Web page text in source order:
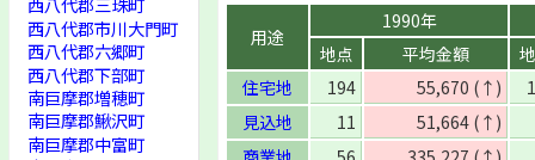
用途
1990年
地点
平均金額
住宅地
194 55,670 (↑)
見込地
11
51,664 (↑)
西八代郡市川大門町
西八代郡六郷町
西八代郡下部町
南巨摩郡増穂町
南巨摩郡鰍沢町
南巨摩郡中富町